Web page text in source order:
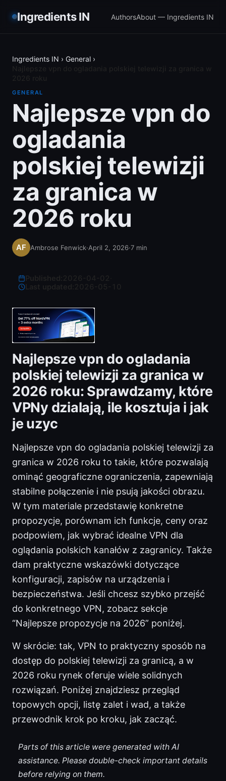
Ingredients IN AuthorsAbout — Ingredients IN
Ingredients IN › General ›
GENERAL
Najlepsze vpn do
ogladania
polskiej telewizji
za granica w
2026 roku
Ambrose Fenwick·April 2, 2026·7 min
Last updated:
Najlepsze vpn do ogladania
polskiej telewizji za granica w
2026 roku: Sprawdzamy, które
VPNy dzialają, ile kosztuja i jak
je uzyc
Najlepsze vpn do ogladania polskiej telewizji za
granica w 2026 roku to takie, które pozwalają
ominąć geograficzne ograniczenia, zapewniają
stabilne połączenie i nie psują jakości obrazu.
W tym materiale przedstawię konkretne
propozycje, porównam ich funkcje, ceny oraz
podpowiem, jak wybrać idealne VPN dla
oglądania polskich kanałów z zagranicy. Także
dam praktyczne wskazówki dotyczące
konfiguracji, zapisów na urządzenia i
bezpieczeństwa. Jeśli chcesz szybko przejść
do konkretnego VPN, zobacz sekcje
“Najlepsze propozycje na 2026” poniżej.
W skrócie: tak, VPN to praktyczny sposób na
dostęp do polskiej telewizji za granicą, a w
2026 roku rynek oferuje wiele solidnych
rozwiązań. Poniżej znajdziesz przegląd
topowych opcji, listę zalet i wad, a także
przewodnik krok po kroku, jak zacząć.
Parts of this article were generated with AI
assistance. Please double-check important details
before relying on them.